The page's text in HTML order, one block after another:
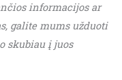
informacijos ar
galite mums užduoti
skubiau į juos